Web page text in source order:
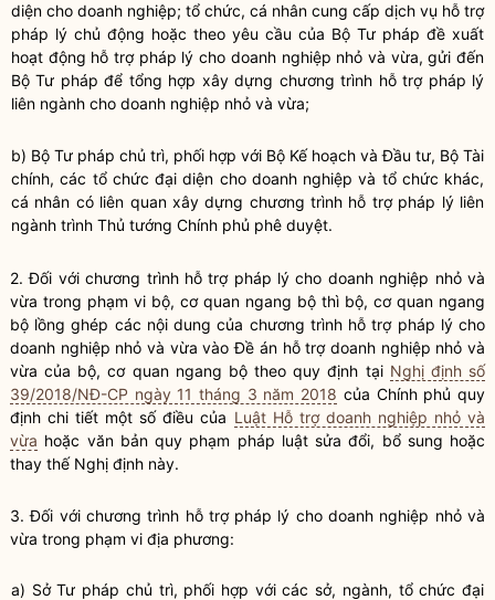
diện cho doanh nghiệp; tổ chức, cá nhân cung cấp dịch vụ hỗ trợ
pháp lý chủ động hoặc theo yêu cầu của Bộ Tư pháp đề xuất
hoạt động hỗ trợ pháp lý cho doanh nghiệp nhỏ và vừa, gửi đến
Bộ Tư pháp để tổng hợp xây dựng chương trình hỗ trợ pháp lý
liên ngành cho doanh nghiệp nhỏ và vừa;
b) Bộ Tư pháp chủ trì, phối hợp với Bộ Kế hoạch và Đầu tư, Bộ Tài
chính, các tổ chức đại diện cho doanh nghiệp và tổ chức khác,
cá nhân có liên quan xây dựng chương trình hỗ trợ pháp lý liên
ngành trình Thủ tướng Chính phủ phê duyệt.
2. Đối vớichương trình hỗ trợ pháp lý cho doanh nghiệp nhỏ và
vừa trong phạm vi bộ, cơ quan ngang bộ thì bộ, cơ quan ngang
bộ lồng ghép các nội dung của chương trình hỗ trợ pháp lý cho
doanh nghiệp nhỏ và vừa vào Đề án hỗ trợ doanh nghiệp nhỏ và
vừa của bộ, cơ quan ngang bộtheo quy định tại Nghị định số
39/2018/NĐ-CP ngày 11 tháng 3 năm 2018 của Chính phủ quy
định chi tiết một số điều của Luật Hỗ trợ doanh nghiệp nhỏ và
vừa hoặc văn bản quy phạm pháp luậtsửa đổi, bổ sung hoặc
thay thế Nghị định này.
3. Đối với chương trình hỗ trợ pháp lý cho doanh nghiệp nhỏ và
vừa trong phạm vi địa phương:
a) Sở Tư pháp chủ trì, phối hợp với các sở, ngành, tổ chức đại